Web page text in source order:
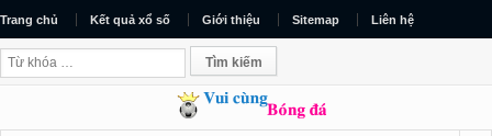
Trang chủ Kết quả xổ số Giới thiệu Sitemap Liên hệ